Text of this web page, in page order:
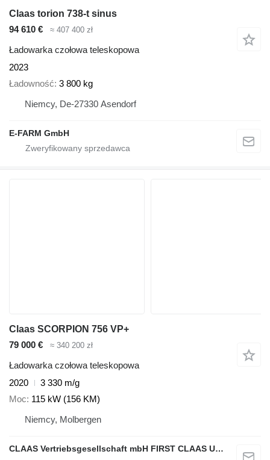
Claas torion 738-t sinus
94 610 €
≈ 407 400 zł
Ładowarka czołowa teleskopowa
2023
Ładowność 3 800 kg
Niemcy, De-27330 Asendorf
E-FARM GmbH
Claas SCORPION 756 VP+
79 000 €
≈ 340 200 zł
Ładowarka czołowa teleskopowa
2020
3 330 m/g
Moc 115 kW (156 KM)
Niemcy, Molbergen
CLAAS Vertriebsgesellschaft mbH FIRST CLAAS USED Center